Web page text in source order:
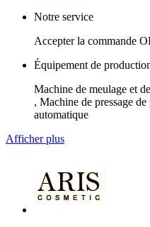
Notre service
Accepter la commande
Équipement de
Machine de meulage et
, Machine de pressage
automatique
Afficher plus